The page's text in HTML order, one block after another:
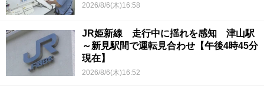
2026/8/6(木)16:58
JR姫新線 走行中に揺れを感知 津山駅
～新見駅間で運転見合わせ【午後4時45分
現在】
2026/8/6(木)16:52